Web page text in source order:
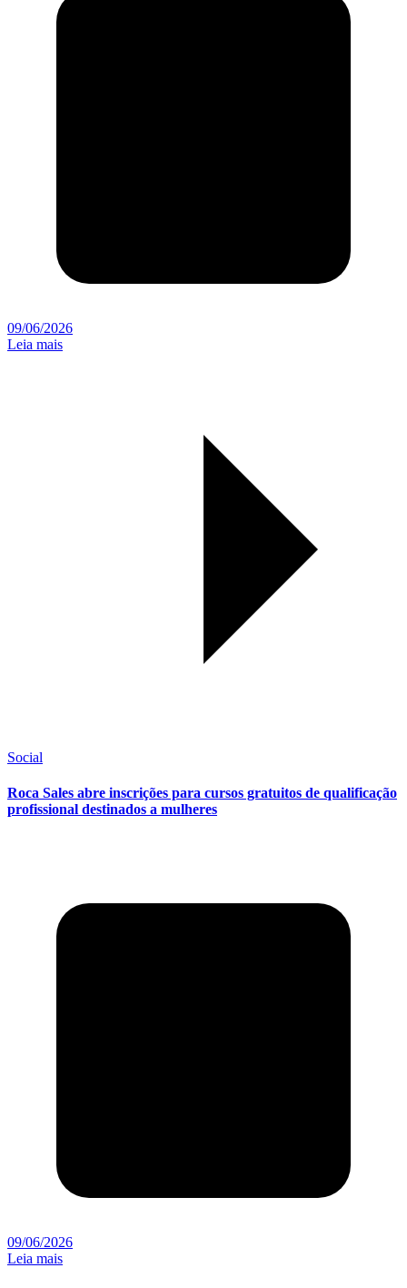
09/06/2026
Leia mais
Social
Roca Sales abre inscrições para cursos gratuitos de qualificação
profissional destinados a mulheres
09/06/2026
Leia mais